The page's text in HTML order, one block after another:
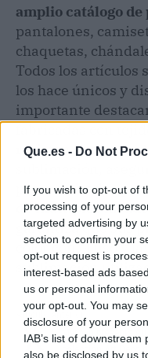
Que.es - Do Not
If you wish to opt-out of
processing of your
targeted advertising by
section to confirm your
opt-out request is
interest-based ads
us or personal
your opt-out. You may
disclosure of your
IAB’s list of
also be disclosed by us
amplio catálogo
pantalones,
chaquetas,
Todos los artículos
los hace únicos y
importante
resisten la
personalizados
de múltiples
garantiza que sus
color con el uso y
sublimación
Artículo anterior
MyOwn presenta su
colección Art Deco de